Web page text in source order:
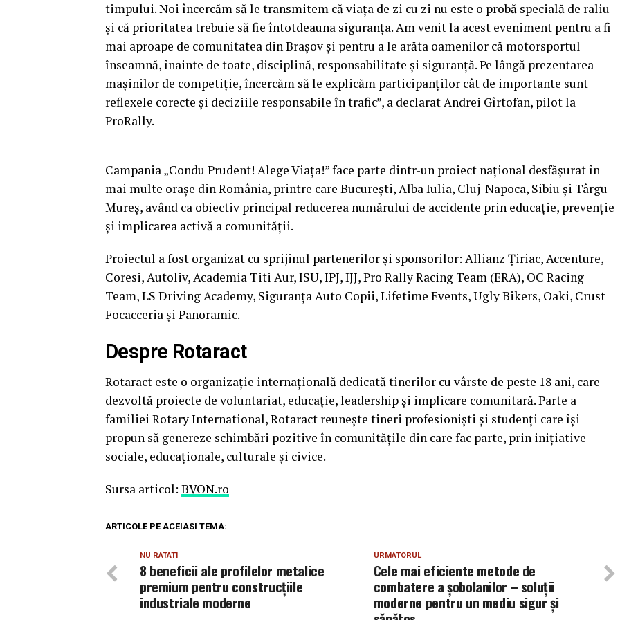
timpului. Noi încercăm să le transmitem că viața de zi cu zi nu este o probă specială de raliu
și că prioritatea trebuie să fie întotdeauna siguranța. Am venit la acest eveniment pentru a fi
mai aproape de comunitatea din Brașov și pentru a le arăta oamenilor că motorsportul
înseamnă, înainte de toate, disciplină, responsabilitate și siguranță. Pe lângă prezentarea
mașinilor de competiție, încercăm să le explicăm participanților cât de importante sunt
reflexele corecte și deciziile responsabile în trafic”, a declarat Andrei Gîrtofan, pilot la
ProRally.
Campania „Condu Prudent! Alege Viața!” face parte dintr-un proiect național desfășurat în
mai multe orașe din România, printre care București, Alba Iulia, Cluj-Napoca, Sibiu și Târgu
Mureș, având ca obiectiv principal reducerea numărului de accidente prin educație, prevenție
și implicarea activă a comunității.
Proiectul a fost organizat cu sprijinul partenerilor și sponsorilor: Allianz Țiriac, Accenture,
Coresi, Autoliv, Academia Titi Aur, ISU, IPJ, IJJ, Pro Rally Racing Team (ERA), OC Racing
Team, LS Driving Academy, Siguranța Auto Copii, Lifetime Events, Ugly Bikers, Oaki, Crust
Focacceria și Panoramic.
Despre Rotaract
Rotaract este o organizație internațională dedicată tinerilor cu vârste de peste 18 ani, care
dezvoltă proiecte de voluntariat, educație, leadership și implicare comunitară. Parte a
familiei Rotary International, Rotaract reunește tineri profesioniști și studenți care își
propun să genereze schimbări pozitive în comunitățile din care fac parte, prin inițiative
sociale, educaționale, culturale și civice.
Sursa articol: BVON.ro
ARTICOLE PE ACEIASI TEMA:
URMATORUL
Cele mai eficiente metode de
combatere a șobolanilor – soluții
moderne pentru un mediu sigur și
NU RATATI
8 beneficii ale profilelor metalice
premium pentru construcțiile
industriale moderne